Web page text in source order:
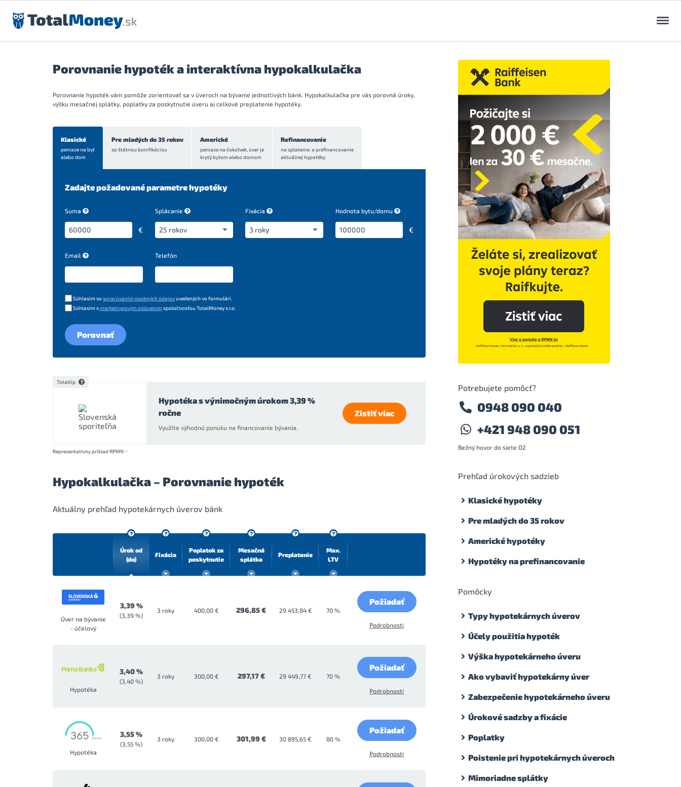
Preskočiť na obsah
Porovnanie hypoték a interaktívna hypokalkulačka
Porovnanie hypoték vám pomôže zorientovať sa v úveroch na bývanie jednotlivých bánk. Hypokalkulačka pre vás porovná úroky,
výšku mesačnej splátky, poplatky za poskytnutie úveru aj celkové preplatenie hypotéky.
Klasické
peniaze na byt
alebo dom
Pre mladých do 35 rokov
so štátnou bonifikáciou
Americké
peniaze na čokoľvek, úver je
krytý bytom alebo domom
Refinancovanie
na splatenie a prefinancovanie
aktuálnej hypotéky
Zadajte požadované parametre hypotéky
Suma
€
Splácanie Fixácia Hodnota bytu/domu
€
Email Telefón
Súhlasím sospracúvaním osobných údajovuvedených vo formulári.
Súhlasím smarketingovým oslovením spoločnosťou TotalMoney s.r.o.
Porovnať
Totaltip
Hypotéka s výnimočným úrokom 3,39 %
ročne
Využite výhodnú ponuku na financovanie bývania.
Zistiť viac
Reprezentatívny príklad RPMN
Hypokalkulačka – Porovnanie hypoték
Aktuálny prehľad hypotekárnych úverov bánk
Úrok od
(do)
Fixácia
Poplatok za
poskytnutie
Mesačná
splátka
Preplatenie
Max.
LTV
Úver na bývanie
- účelový
3,39 %
(3,39 %)
3 roky 400,00 € 296,85 € 29 453,84 € 70 %
Požiadať
Podrobnosti
Hypotéka
3,40 %
(3,40 %)
3 roky 300,00 € 297,17 € 29 449,77 € 70 %
Požiadať
Podrobnosti
Hypotéka
3,55 %
(3,55 %)
3 roky 300,00 € 301,99 € 30 895,65 € 80 %
Požiadať
Podrobnosti
Potrebujete pomôcť?
0948 090 040
+421 948 090 051
Bežný hovor do siete O2
Prehľad úrokových sadzieb
Klasické hypotéky
Pre mladých do 35 rokov
Americké hypotéky
Hypotéky na prefinancovanie
Pomôcky
Typy hypotekárnych úverov
Účely použitia hypoték
Výška hypotekárneho úveru
Ako vybaviť hypotekárny úver
Zabezpečenie hypotekárneho úveru
Úrokové sadzby a fixácie
Poplatky
Poistenie pri hypotekárnych úveroch
Mimoriadne splátky